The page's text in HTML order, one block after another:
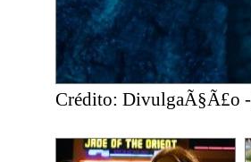
Crédito: DivulgaÃ§Ã£o -